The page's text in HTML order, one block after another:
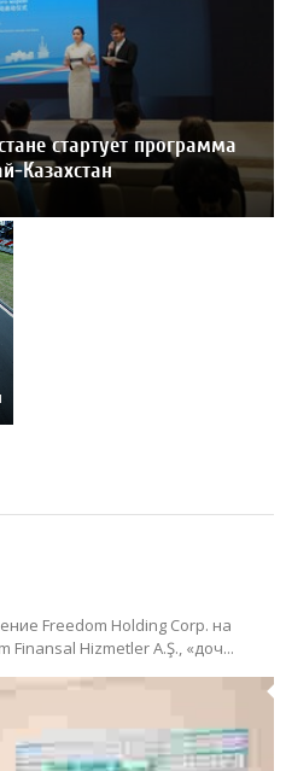
стартует программа
Казахстан
Чемпионат мира по биатлону 2023
Freedom Holding Corp. на
Finansal Hizmetler A.Ş., «доч...